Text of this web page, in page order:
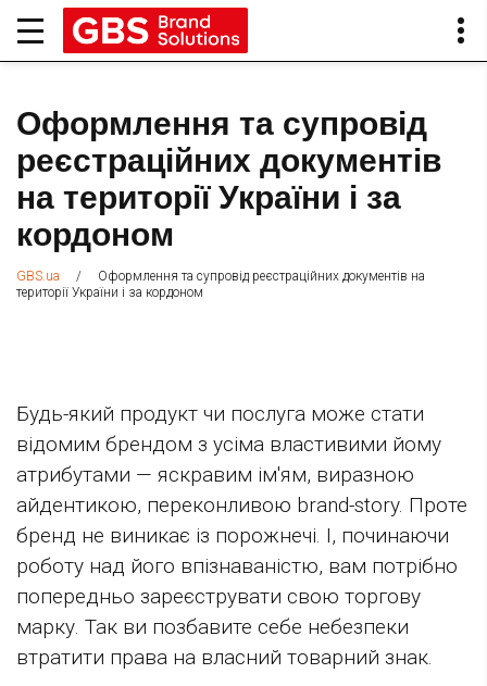
Оформлення та супровід
реєстраційних документів
на території України і за
кордоном
GBS.ua /
Оформлення та супровід реєстраційних документів на
території України і за кордоном
Будь-який продукт чи послуга може стати
відомим брендом з усіма властивими йому
атрибутами — яскравим ім'ям, виразною
айдентикою, переконливою brand-story. Проте
бренд не виникає із порожнечі. І, починаючи
роботу над його впізнаваністю, вам потрібно
попередньо зареєструвати свою торгову
марку. Так ви позбавите себе небезпеки
втратити права на власний товарний знак.